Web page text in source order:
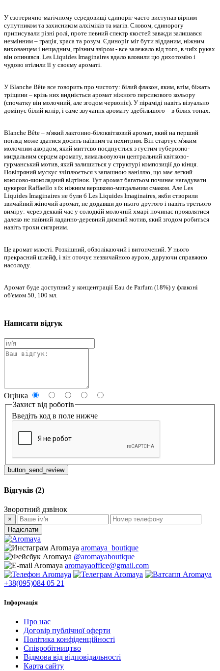
У езотерично-магічному середовищі єдиноріг часто виступав вірним
супутником та захисником алхіміків та магів. Словом, єдинорогу
приписували різні ролі, проте певний спектр якостей завжди залишався
незмінним – грація, краса та розум. Єдиноріг міг бути відданим, ніжним
вихованцем і нещадним, грізним звіром - все залежало від того, в чиїх руках
він опинявся. Les Liquides Imaginaires вдало вловили цю дихотомію і
чудово втілили її у своєму ароматі.
У Blanche Bête все говорить про чистоту: білий флакон, яким, втім, біжать
тріщини – крізь них видніється аромат ніжного персикового кольору
(спочатку він молочний, але згодом червоніє). У піраміді навіть візуально
домінує білий колір, і саме звучання аромату здебільшого – в білих тонах.
Blanche Bête – м'який лактонно-білоквітковий аромат, який на перший
погляд може здатися досить наївним та нехитрим. Він стартує м'яким
молочним акордом, який миттєво поєднується з густим туберозно-
мигдальним серцем аромату, вимальовуючи центральний квітково-
гурманський мотив, який залишиться у структурі композиції до кінця.
Повітряний мускус зчіплюється з запашною ваніллю, що має легкий
кокосово-шоколадний відтінок. Тут аромат багатьом починає нагадувати
цукерки Raffaello з їх ніжним вершково-мигдальним смаком. Але Les
Liquides Imaginaires не були б Les Liquides Imaginaires, якби створили
звичайний жіночий аромат, не додавши до нього другого і навіть третього
виміру: через деякий час у солодкій молочній хмарі починає проявлятися
далеко не наївний ладанно-деревний димний мотив, який згодом робиться
навіть трохи сигарним.
Це аромат млості. Розкішний, обволікаючий і витончений. У нього
прекрасний шлейф, і він оточує незвичайною аурою, даруючи справжню
насолоду.
Аромат буде доступний у концентрації Eau de Parfum (18%) у флаконі
об'ємом 50, 100 мл.
Написати відгук
Оцінка
Захист від роботів
Введіть код в поле нижче
button_send_review
Відгуків (2)
Зворотний дзвінок
×
Надіслати
aromaya_boutique
@aromayaboutique
aromayaoffice@gmail.com
+38(095)084 05 21
Інформація
Про нас
Договір публічної оферти
Політика конфіденційності
Співробітництво
Відмова від відповідальності
Карта сайту